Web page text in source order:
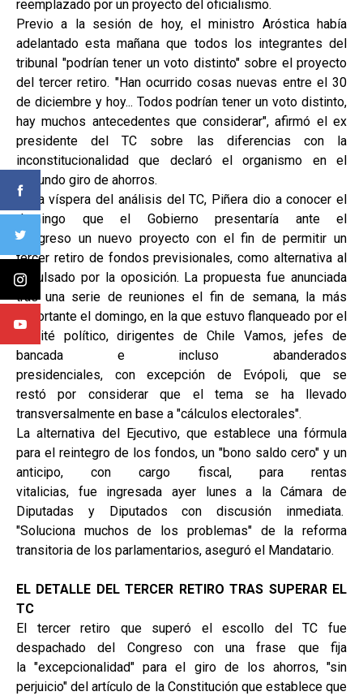
reemplazado por un proyecto del oficialismo.
Previo a la sesión de hoy, el ministro Aróstica había
adelantado esta mañana que todos los integrantes del
tribunal "podrían tener un voto distinto" sobre el proyecto
del tercer retiro. "Han ocurrido cosas nuevas entre el 30
de diciembre y hoy... Todos podrían tener un voto distinto,
hay muchos antecedentes que considerar", afirmó el ex
presidente del TC sobre las diferencias con la
inconstitucionalidad que declaró el organismo en el
segundo giro de ahorros.
En la víspera del análisis del TC, Piñera dio a conocer el
domingo que el Gobierno presentaría ante el
Congreso un nuevo proyecto con el fin de permitir un
tercer retiro de fondos previsionales, como alternativa al
impulsado por la oposición. La propuesta fue anunciada
tras una serie de reuniones el fin de semana, la más
importante el domingo, en la que estuvo flanqueado por el
comité político, dirigentes de Chile Vamos, jefes de
bancada e incluso abanderados
presidenciales, con excepción de Evópoli, que se
restó por considerar que el tema se ha llevado
transversalmente en base a "cálculos electorales".
La alternativa del Ejecutivo, que establece una fórmula
para el reintegro de los fondos, un "bono saldo cero" y un
anticipo, con cargo fiscal, para rentas
vitalicias, fue ingresada ayer lunes a la Cámara de
Diputadas y Diputados con discusión inmediata.
"Soluciona muchos de los problemas" de la reforma
transitoria de los parlamentarios, aseguró el Mandatario.
EL DETALLE DEL TERCER RETIRO TRAS SUPERAR EL
TC
El tercer retiro que superó el escollo del TC fue
despachado del Congreso con una frase que fija
la "excepcionalidad" para el giro de los ahorros, "sin
perjuicio" del artículo de la Constitución que establece que